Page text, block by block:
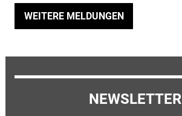
WEITERE MELDUNGEN
NEWSLETTER